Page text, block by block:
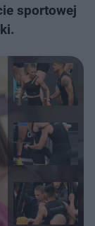
sportowej